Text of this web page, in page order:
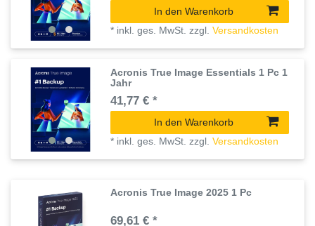
In den Warenkorb
* inkl. ges. MwSt. zzgl.Versandkosten
Acronis True Image Essentials 1 Pc 1
Jahr
41,77 € *
In den Warenkorb
* inkl. ges. MwSt. zzgl.Versandkosten
Acronis True Image 2025 1 Pc
69,61 € *